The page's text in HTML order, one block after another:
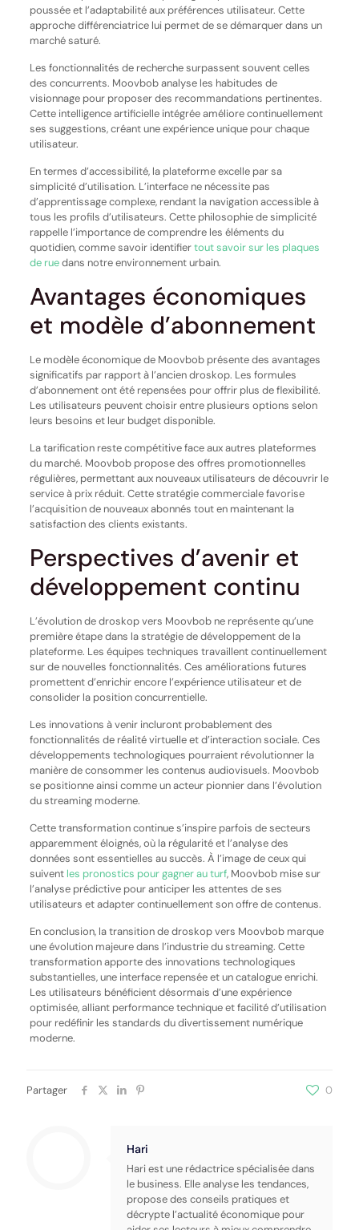
poussée et l’adaptabilité aux préférences utilisateur. Cette
approche différenciatrice lui permet de se démarquer dans un
marché saturé.
Les fonctionnalités de recherche surpassent souvent celles
des concurrents. Moovbob analyse les habitudes de
visionnage pour proposer des recommandations pertinentes.
Cette intelligence artificielle intégrée améliore continuellement
ses suggestions, créant une expérience unique pour chaque
utilisateur.
En termes d’accessibilité, la plateforme excelle par sa
simplicité d’utilisation. L’interface ne nécessite pas
d’apprentissage complexe, rendant la navigation accessible à
tous les profils d’utilisateurs. Cette philosophie de simplicité
rappelle l’importance de comprendre les éléments du
quotidien, comme savoir identifiertout savoir sur les plaques
de ruedans notre environnement urbain.
Avantages économiques
et modèle d’abonnement
Le modèle économique de Moovbob présente des avantages
significatifs par rapport à l’ancien droskop. Les formules
d’abonnement ont été repensées pour offrir plus de flexibilité.
Les utilisateurs peuvent choisir entre plusieurs options selon
leurs besoins et leur budget disponible.
La tarification reste compétitive face aux autres plateformes
du marché. Moovbob propose des offres promotionnelles
régulières, permettant aux nouveaux utilisateurs de découvrir le
service à prix réduit. Cette stratégie commerciale favorise
l’acquisition de nouveaux abonnés tout en maintenant la
satisfaction des clients existants.
Perspectives d’avenir et
développement continu
L’évolution de droskop vers Moovbob ne représente qu’une
première étape dans la stratégie de développement de la
plateforme. Les équipes techniques travaillent continuellement
sur de nouvelles fonctionnalités. Ces améliorations futures
promettent d’enrichir encore l’expérience utilisateur et de
consolider la position concurrentielle.
Les innovations à venir incluront probablement des
fonctionnalités de réalité virtuelle et d’interaction sociale. Ces
développements technologiques pourraient révolutionner la
manière de consommer les contenus audiovisuels. Moovbob
se positionne ainsi comme un acteur pionnier dans l’évolution
du streaming moderne.
Cette transformation continue s’inspire parfois de secteurs
apparemment éloignés, où la régularité et l’analyse des
données sont essentielles au succès. À l’image de ceux qui
suivent les pronostics pour gagner au turf, Moovbob mise sur
l’analyse prédictive pour anticiper les attentes de ses
utilisateurs et adapter continuellement son offre de contenus.
En conclusion, la transition de droskop vers Moovbob marque
une évolution majeure dans l’industrie du streaming. Cette
transformation apporte des innovations technologiques
substantielles, une interface repensée et un catalogue enrichi.
Les utilisateurs bénéficient désormais d’une expérience
optimisée, alliant performance technique et facilité d’utilisation
pour redéfinir les standards du divertissement numérique
moderne.
Partager 0
Hari
Hari est une rédactrice spécialisée dans
le business. Elle analyse les tendances,
propose des conseils pratiques et
décrypte l’actualité économique pour